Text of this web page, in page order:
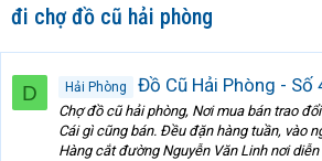
đi chợ đồ cũ hải phòng
D Hải Phòng Đồ Cũ Hải Phòng - Số
Chợ đồ cũ hải phòng, Nơi mua bán trao
Cái gì cũng bán. Đều đặn hàng tuần, vào
Hàng cắt đường Nguyễn Văn Linh nơi